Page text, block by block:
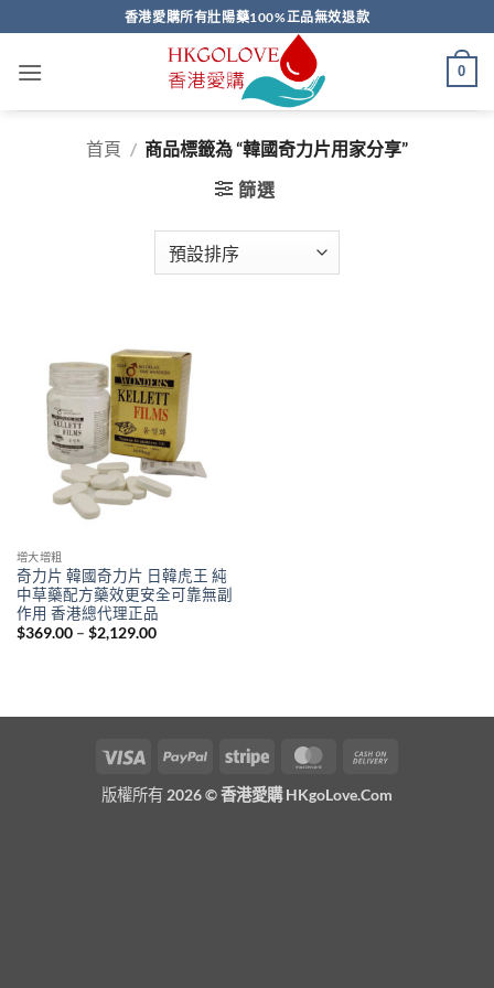
to
content
香港愛購所有壯陽藥100%正品無效退款
0
首頁 / 商品標籤為 “韓國奇力片用家分享”
篩選
增大增粗
奇力片 韓國奇力片 日韓虎王 純
中草藥配方藥效更安全可靠無副
作用 香港總代理正品
$369.00 – $2,129.00Price
Visa PayPal Stripe MasterCard
版權所有 2026 ©香港愛購 HKgoLove.Com